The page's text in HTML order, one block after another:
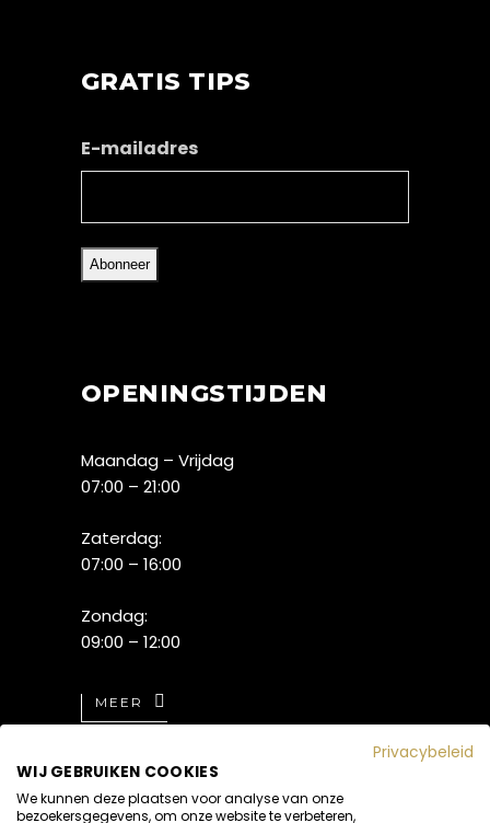
GRATIS TIPS
E-mailadres
OPENINGSTIJDEN
Maandag – Vrijdag
07:00 – 21:00
Zaterdag:
07:00 – 16:00
Zondag:
09:00 – 12:00
MEER
Privacybeleid
WIJ GEBRUIKEN COOKIES
We kunnen deze plaatsen voor analyse van onze
bezoekersgegevens, om onze website te verbeteren,